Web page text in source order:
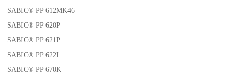
SABIC® PP 612MK46
SABIC® PP 620P
SABIC® PP 621P
SABIC® PP 622L
SABIC® PP 670K